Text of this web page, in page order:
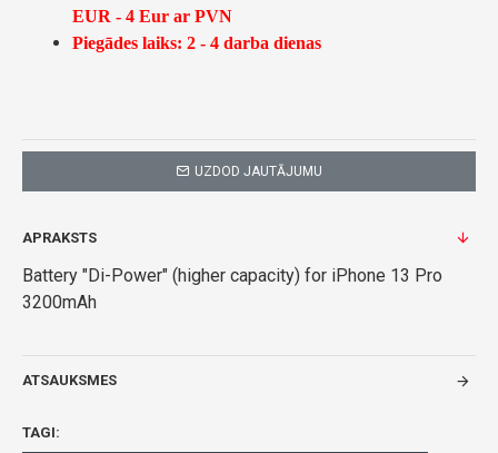
EUR - 4 Eur ar PVN
Piegādes laiks: 2 - 4 darba dienas
UZDOD JAUTĀJUMU
APRAKSTS
Battery "Di-Power" (higher capacity) for iPhone 13 Pro
3200mAh
ATSAUKSMES
TAGI: